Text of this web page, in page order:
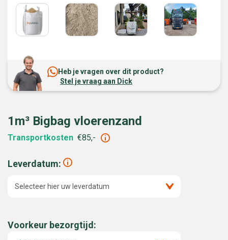
Heb je vragen over dit product?
Stel je vraag aan Dick
1m³ Bigbag vloerenzand
Transportkosten €85,-
Leverdatum:
Selecteer hier uw leverdatum
Voorkeur bezorgtijd: